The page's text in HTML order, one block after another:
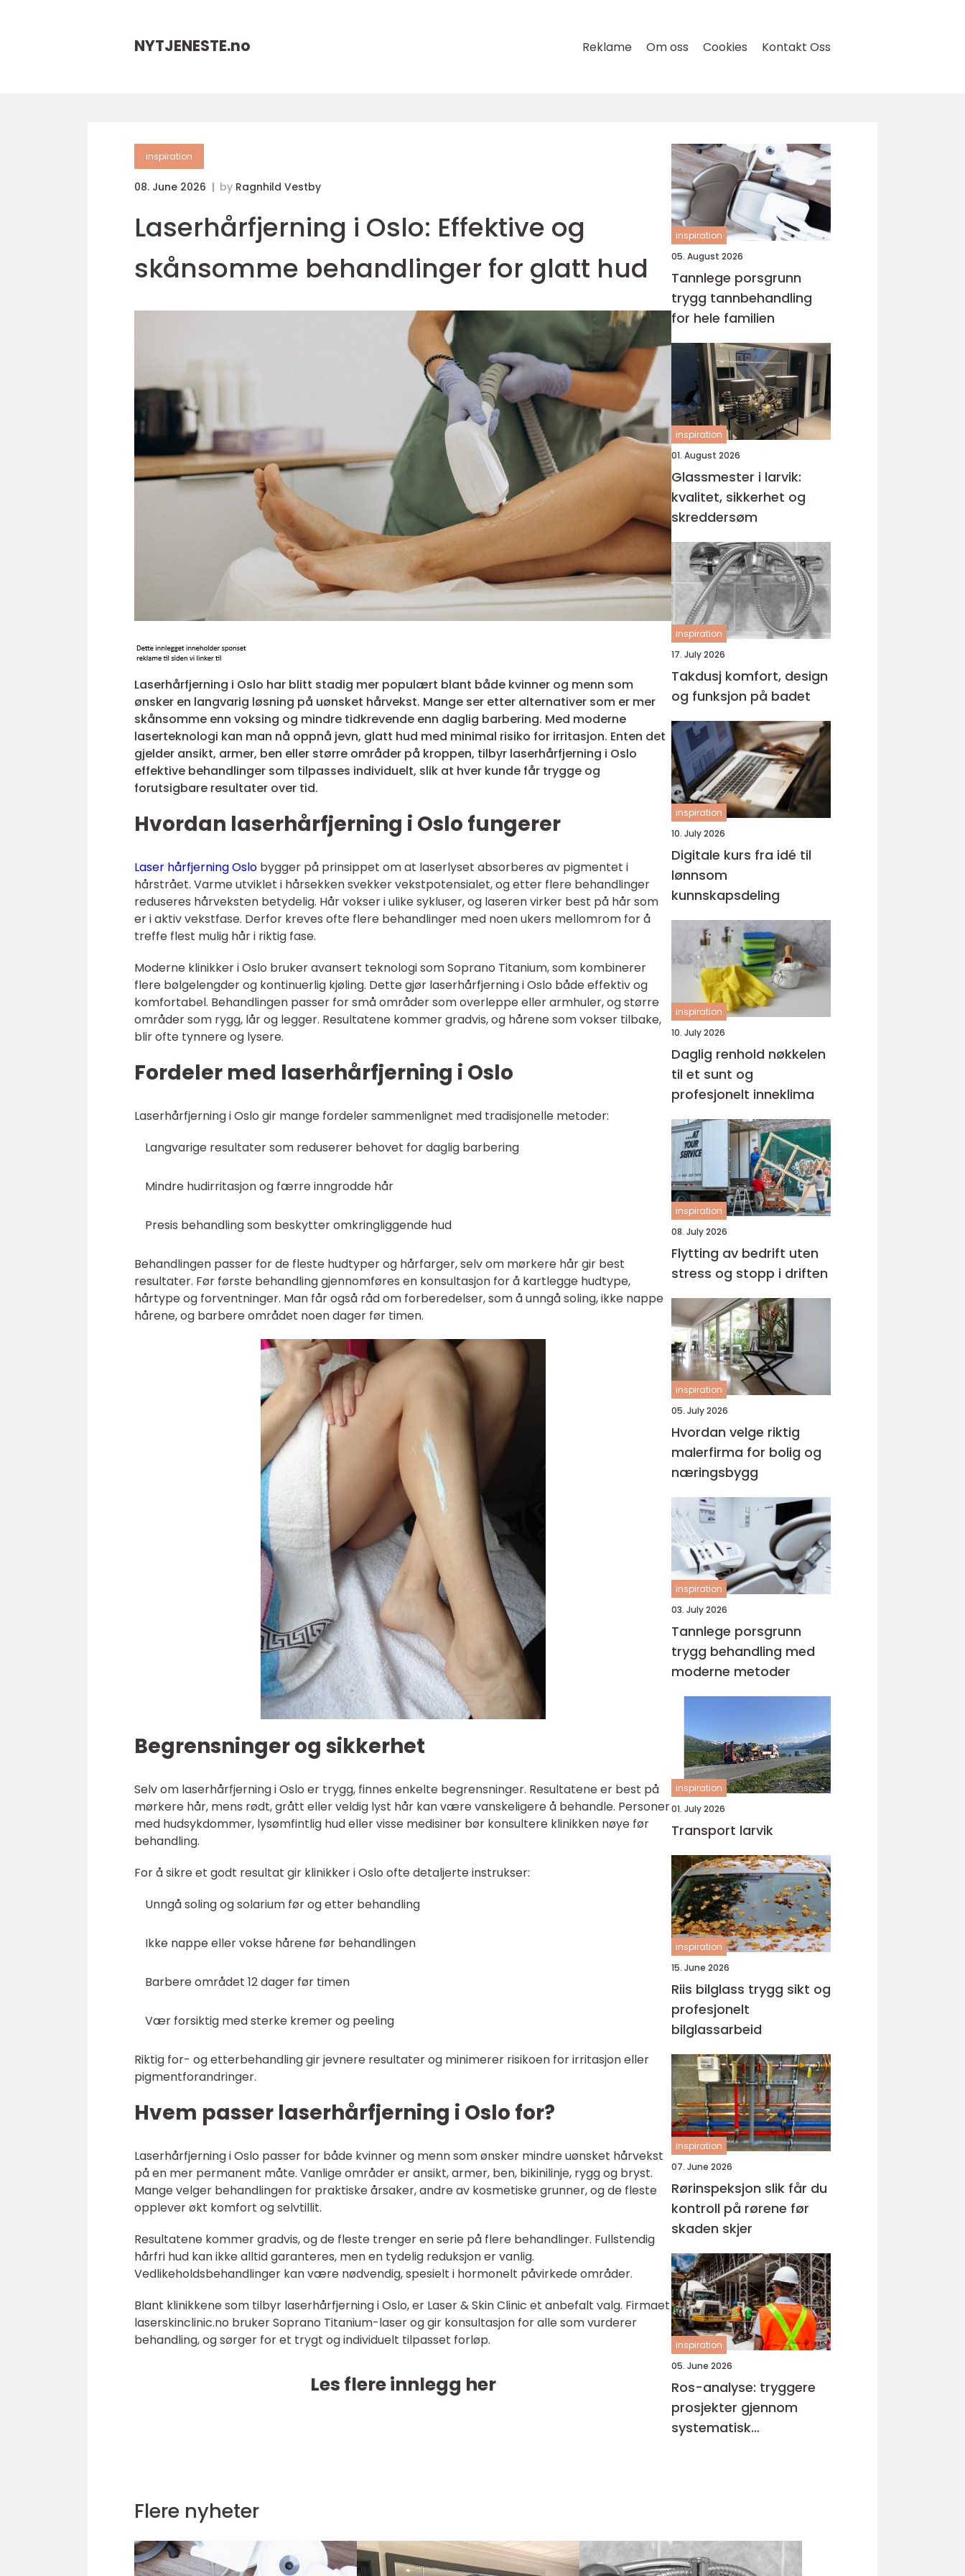
NYTJENESTE.no Reklame Om oss Cookies Kontakt Oss
inspiration
08. June 2026 by Ragnhild Vestby
Laserhårfjerning i Oslo: Effektive og
skånsomme behandlinger for glatt hud
Laserhårfjerning i Oslo har blitt stadig mer populært blant både kvinner og menn som
ønsker en langvarig løsning på uønsket hårvekst. Mange ser etter alternativer som er mer
skånsomme enn voksing og mindre tidkrevende enn daglig barbering. Med moderne
laserteknologi kan man nå oppnå jevn, glatt hud med minimal risiko for irritasjon. Enten det
gjelder ansikt, armer, ben eller større områder på kroppen, tilbyr laserhårfjerning i Oslo
effektive behandlinger som tilpasses individuelt, slik at hver kunde får trygge og
forutsigbare resultater over tid.
Hvordan laserhårfjerning i Oslo fungerer
Laser hårfjerning Oslo bygger på prinsippet om at laserlyset absorberes av pigmentet i
hårstrået. Varme utviklet i hårsekken svekker vekstpotensialet, og etter flere behandlinger
reduseres hårveksten betydelig. Hår vokser i ulike sykluser, og laseren virker best på hår som
er i aktiv vekstfase. Derfor kreves ofte flere behandlinger med noen ukers mellomrom for å
treffe flest mulig hår i riktig fase.
Moderne klinikker i Oslo bruker avansert teknologi som Soprano Titanium, som kombinerer
flere bølgelengder og kontinuerlig kjøling. Dette gjør laserhårfjerning i Oslo både effektiv og
komfortabel. Behandlingen passer for små områder som overleppe eller armhuler, og større
områder som rygg, lår og legger. Resultatene kommer gradvis, og hårene som vokser tilbake,
blir ofte tynnere og lysere.
Fordeler med laserhårfjerning i Oslo
Laserhårfjerning i Oslo gir mange fordeler sammenlignet med tradisjonelle metoder:
Langvarige resultater som reduserer behovet for daglig barbering
Mindre hudirritasjon og færre inngrodde hår
Presis behandling som beskytter omkringliggende hud
Behandlingen passer for de fleste hudtyper og hårfarger, selv om mørkere hår gir best
resultater. Før første behandling gjennomføres en konsultasjon for å kartlegge hudtype,
hårtype og forventninger. Man får også råd om forberedelser, som å unngå soling, ikke nappe
hårene, og barbere området noen dager før timen.
Begrensninger og sikkerhet
Selv om laserhårfjerning i Oslo er trygg, finnes enkelte begrensninger. Resultatene er best på
mørkere hår, mens rødt, grått eller veldig lyst hår kan være vanskeligere å behandle. Personer
med hudsykdommer, lysømfintlig hud eller visse medisiner bør konsultere klinikken nøye før
behandling.
For å sikre et godt resultat gir klinikker i Oslo ofte detaljerte instrukser:
Unngå soling og solarium før og etter behandling
Ikke nappe eller vokse hårene før behandlingen
Barbere området 12 dager før timen
Vær forsiktig med sterke kremer og peeling
Riktig for- og etterbehandling gir jevnere resultater og minimerer risikoen for irritasjon eller
pigmentforandringer.
Hvem passer laserhårfjerning i Oslo for?
Laserhårfjerning i Oslo passer for både kvinner og menn som ønsker mindre uønsket hårvekst
på en mer permanent måte. Vanlige områder er ansikt, armer, ben, bikinilinje, rygg og bryst.
Mange velger behandlingen for praktiske årsaker, andre av kosmetiske grunner, og de fleste
opplever økt komfort og selvtillit.
Resultatene kommer gradvis, og de fleste trenger en serie på flere behandlinger. Fullstendig
hårfri hud kan ikke alltid garanteres, men en tydelig reduksjon er vanlig.
Vedlikeholdsbehandlinger kan være nødvendig, spesielt i hormonelt påvirkede områder.
Blant klinikkene som tilbyr laserhårfjerning i Oslo, er Laser & Skin Clinic et anbefalt valg. Firmaet
laserskinclinic.no bruker Soprano Titanium-laser og gir konsultasjon for alle som vurderer
behandling, og sørger for et trygt og individuelt tilpasset forløp.
Les flere innlegg her
inspiration
05. August 2026
Tannlege porsgrunn
trygg tannbehandling
for hele familien
inspiration
01. August 2026
Glassmester i larvik:
kvalitet, sikkerhet og
skreddersøm
inspiration
17. July 2026
Takdusj komfort, design
og funksjon på badet
inspiration
10. July 2026
Digitale kurs fra idé til
lønnsom
kunnskapsdeling
inspiration
10. July 2026
Daglig renhold nøkkelen
til et sunt og
profesjonelt inneklima
inspiration
08. July 2026
Flytting av bedrift uten
stress og stopp i driften
inspiration
05. July 2026
Hvordan velge riktig
malerfirma for bolig og
næringsbygg
inspiration
03. July 2026
Tannlege porsgrunn
trygg behandling med
moderne metoder
inspiration
01. July 2026
Transport larvik
inspiration
15. June 2026
Riis bilglass trygg sikt og
profesjonelt
bilglassarbeid
inspiration
07. June 2026
Rørinspeksjon slik får du
kontroll på rørene før
skaden skjer
inspiration
05. June 2026
Ros-analyse: tryggere
prosjekter gjennom
systematisk
Flere nyheter